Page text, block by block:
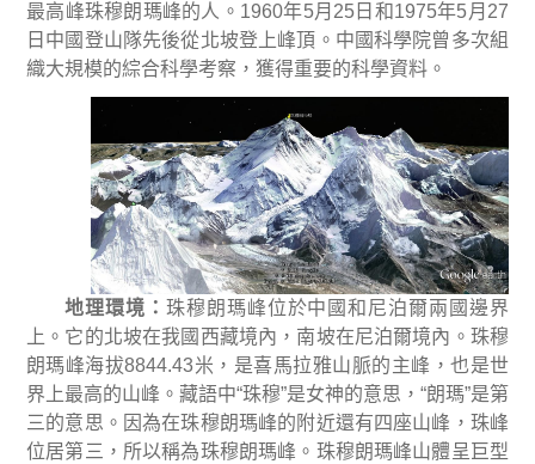
最高峰珠穆朗瑪峰的人。 1960年5月 25 日和1975年5月 27
日中國登山隊先後從北坡登上峰頂。中國科學院曾多次組
織大規模的綜合科學考察，獲得重要的科學資料。
地理環境 ： 珠穆朗瑪峰位於中國和尼泊爾兩國邊界
上。它的北坡在我國西藏境內，南坡在尼泊爾境內。珠穆
朗瑪峰海拔8844.43米，是喜馬拉雅山脈的主峰，也是世
界上最高的山峰。藏語中“珠穆”是女神的意思， “朗瑪”是第
三的意思。因為在珠穆朗瑪峰的附近還有四座山峰，珠峰
位居第三，所以稱為珠穆朗瑪峰。珠穆朗瑪峰山體呈巨型